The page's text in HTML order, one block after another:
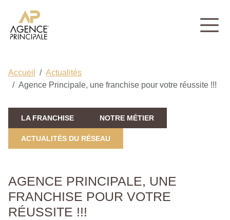
Accueil
Actualités
Agence Principale, une franchise pour votre réussite !!!
LA FRANCHISE NOTRE MÉTIER
ACTUALITÉS DU RÉSEAU
AGENCE PRINCIPALE, UNE
FRANCHISE POUR VOTRE
RÉUSSITE !!!